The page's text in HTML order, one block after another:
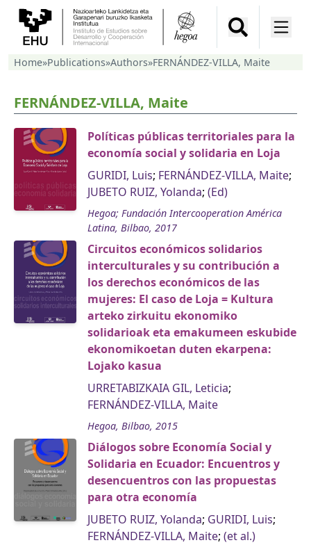
Home»Publications»Authors»FERNÁNDEZ-VILLA, Maite
FERNÁNDEZ-VILLA, Maite
Políticas públicas territoriales para la
economía social y solidaria en Loja
GURIDI, Luis; FERNÁNDEZ-VILLA, Maite;
JUBETO RUIZ, Yolanda; (Ed)
Hegoa; Fundación Intercooperation América
Latina, Bilbao, 2017
Circuitos económicos solidarios
interculturales y su contribución a
los derechos económicos de las
mujeres: El caso de Loja = Kultura
arteko zirkuitu ekonomiko
solidarioak eta emakumeen eskubide
ekonomikoetan duten ekarpena:
Lojako kasua
URRETABIZKAIA GIL, Leticia;
FERNÁNDEZ-VILLA, Maite
Hegoa, Bilbao, 2015
Diálogos sobre Economía Social y
Solidaria en Ecuador: Encuentros y
desencuentros con las propuestas
para otra economía
JUBETO RUIZ, Yolanda; GURIDI, Luis;
FERNÁNDEZ-VILLA, Maite; (et al.)